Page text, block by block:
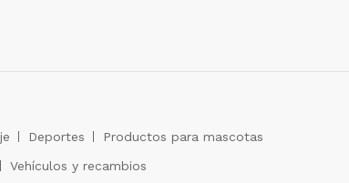
Deportes
Productos para mascotas
Vehículos y recambios